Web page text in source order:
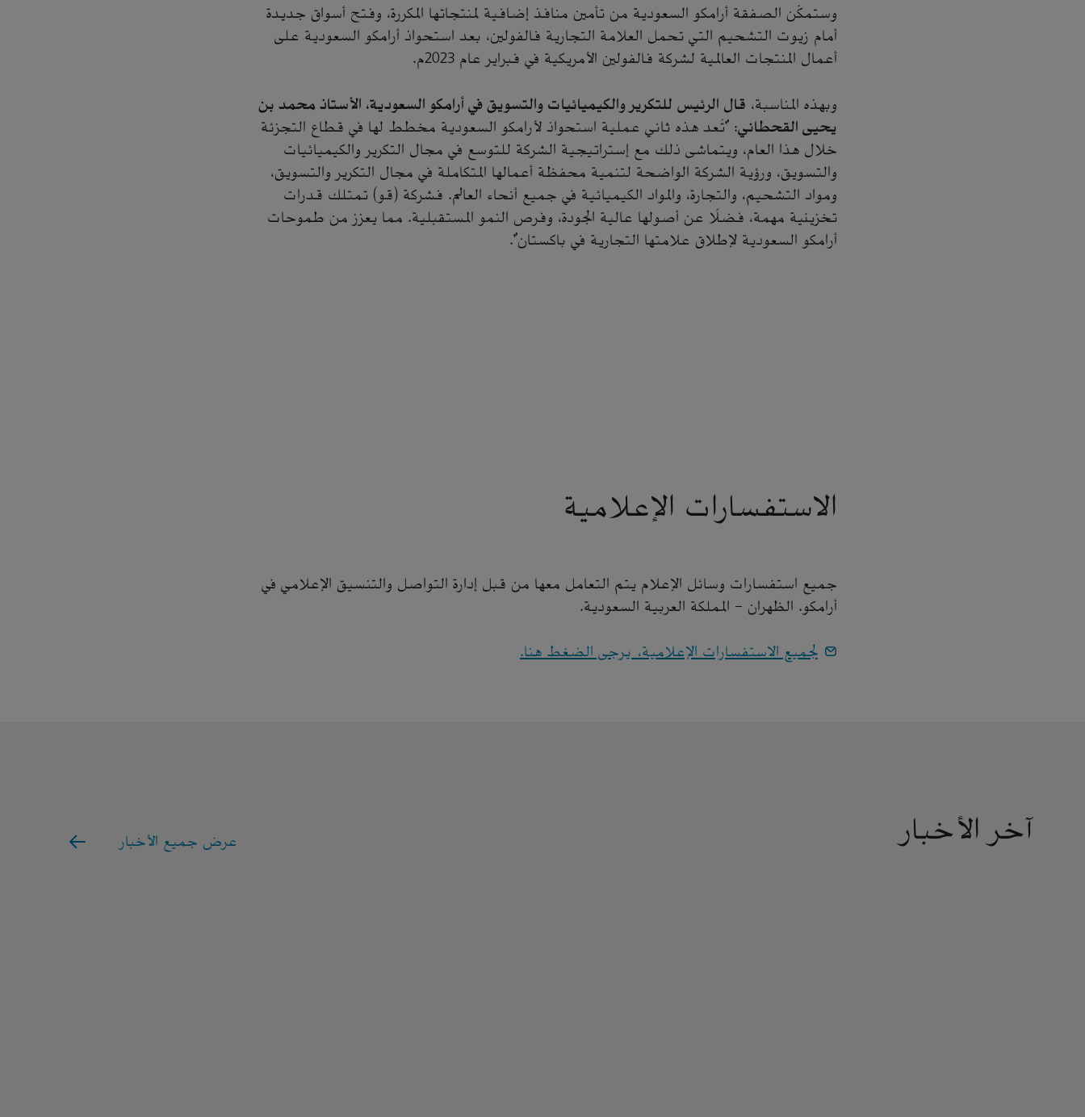
وستمكّن الصفقة أرامكو السعودية من تأمين منافذ إضافية لمنتجاتها المكررة، وفتح أسواق جديدة
أمام زيوت التشحيم التي تحمل العلامة التجارية فالفولين، بعد استحواذ أرامكو السعودية على
أعمال المنتجات العالمية لشركة فالفولين الأمريكية في فبراير عام 2023م.
وبهذه المناسبة، قال الرئيس للتكرير والكيميائيات والتسويق في أرامكو السعودية، الأستاذ محمد بن
يحيى القحطاني: "تُعد هذه ثاني عملية استحواذ لأرامكو السعودية مخطط لها في قطاع التجزئة
خلال هذا العام، ويتماشى ذلك مع إستراتيجية الشركة للتوسع في مجال التكرير والكيميائيات
والتسويق، ورؤية الشركة الواضحة لتنمية محفظة أعمالها المتكاملة في مجال التكرير والتسويق،
ومواد التشحيم، والتجارة، والمواد الكيميائية في جميع أنحاء العالم. فشركة (قو) تمتلك قدرات
تخزينية مهمة، فضلًا عن أصولها عالية الجودة، وفرص النمو المستقبلية. مما يعزز من طموحات
أرامكو السعودية لإطلاق علامتها التجارية في باكستان".
الاستفسارات الإعلامية
جميع استفسارات وسائل الإعلام يتم التعامل معها من قبل إدارة التواصل والتنسيق الإعلامي في
أرامكو. الظهران - المملكة العربية السعودية.
لجميع الاستفسارات الإعلامية، يرجى الضغط هنا.
آخر الأخبار عرض جميع الأخبار